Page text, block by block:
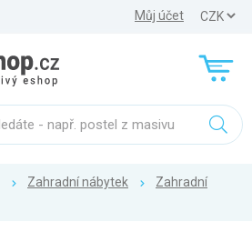
Můj účet
Zahradní nábytek
Zahradní